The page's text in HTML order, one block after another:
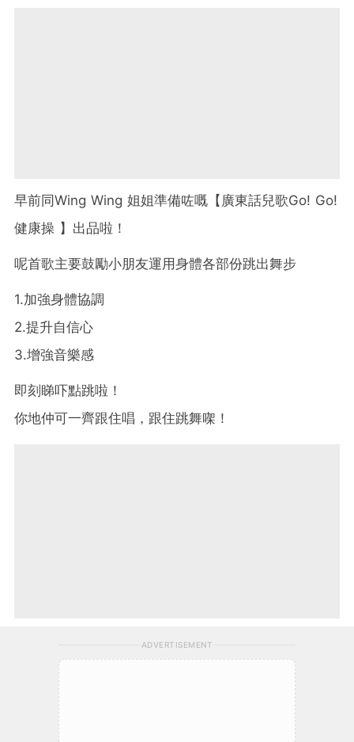
早前同Wing Wing 姐姐準備咗嘅【廣東話兒歌Go! Go!
健康操 】出品啦！
呢首歌主要鼓勵小朋友運用身體各部份跳出舞步
1.加強身體協調
2.提升自信心
3.增強音樂感
即刻睇吓點跳啦！
你地仲可一齊跟住唱，跟住跳舞㗎！
ADVERTISEMENT